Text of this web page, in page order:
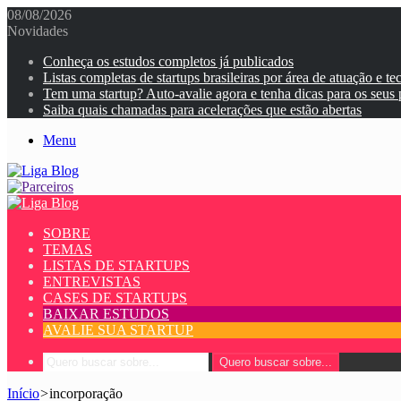
08/08/2026
Novidades
Conheça os estudos completos já publicados
Listas completas de startups brasileiras por área de atuação e
Tem uma startup? Auto-avalie agora e tenha dicas para os seus
Saiba quais chamadas para acelerações que estão abertas
Menu
SOBRE
TEMAS
LISTAS DE STARTUPS
ENTREVISTAS
CASES DE STARTUPS
BAIXAR ESTUDOS
AVALIE SUA STARTUP
Quero buscar sobre...
Início>incorporação